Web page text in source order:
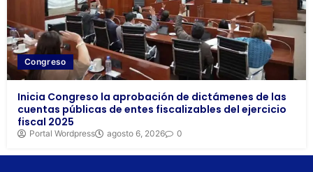
Congreso
Inicia Congreso la aprobación de dictámenes de las
cuentas públicas de entes fiscalizables del ejercicio
fiscal 2025
Portal Wordpress agosto 6, 2026 0